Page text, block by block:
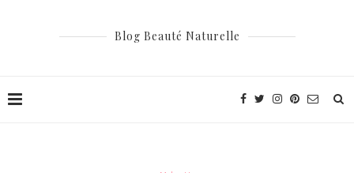
Blog Beauté Naturelle